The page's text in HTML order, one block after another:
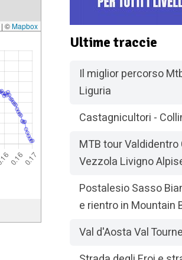
| ©Mapbox
Ultime traccie
Il miglior percorso
Liguria
Castagnicultori -
MTB tour Valdidentro
Vezzola Livigno
Postalesio Sasso
e rientro in Mountain
Val d'Aosta Val